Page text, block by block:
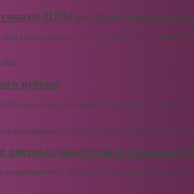
тонную ПДМ на литий-ионных
аккумуляторный блок в деле, второй, входящий в
рубежа
рубежа: в карьере ГОКа добыта миллиардная
впервые запустили
рудоуправлении – филиал АО «Алюминий Казахстана»